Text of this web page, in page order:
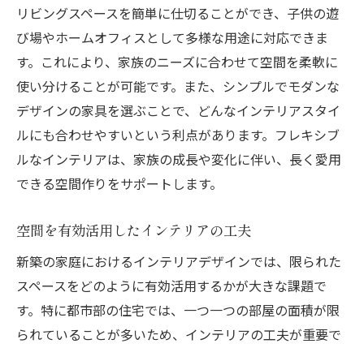
リビングスペースを簡単に仕切ることができ、子供の遊
び場やホームオフィスとして多様な用途に対応できま
す。これにより、家族のニーズに合わせて空間を柔軟に
使い分けることが可能です。また、シンプルでモダンな
デザインの家具を選ぶことで、どんなインテリアスタイ
ルにも合わせやすいという利点があります。フレキシブ
ルなインテリアは、家族の成長や変化に伴い、長く愛用
できる空間作りをサポートします。
空間を有効活用したインテリアの工夫
新築の家庭におけるインテリアデザインでは、限られた
スペースをどのように有効活用するかが大きな課題で
す。特に都市部の住宅では、一つ一つの部屋の面積が限
られていることが多いため、インテリアの工夫が重要で